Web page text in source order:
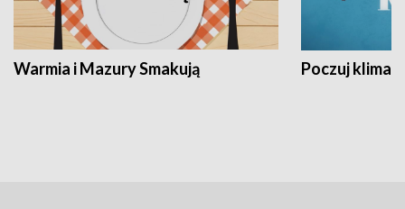
Warmia i Mazury Smakują Poczuj klimat